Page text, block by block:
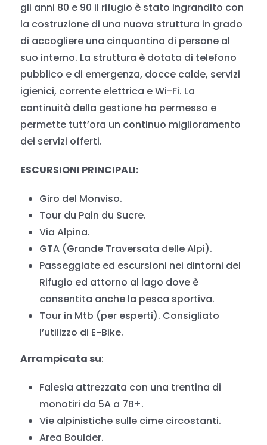
gli anni 80 e 90 il rifugio è stato ingrandito con
la costruzione di una nuova struttura in grado
di accogliere una cinquantina di persone al
suo interno. La struttura è dotata di telefono
pubblico e di emergenza, docce calde, servizi
igienici, corrente elettrica e Wi-Fi. La
continuità della gestione ha permesso e
permette tutt’ora un continuo miglioramento
dei servizi offerti.
ESCURSIONI PRINCIPALI:
Giro del Monviso.
Tour du Pain du Sucre.
Via Alpina.
GTA (Grande Traversata delle Alpi).
Passeggiate ed escursioni nei dintorni del
Rifugio ed attorno al lago dove è
consentita anche la pesca sportiva.
Tour in Mtb (per esperti). Consigliato
l’utilizzo di E-Bike.
Arrampicata su:
Falesia attrezzata con una trentina di
monotiri da 5A a 7B+.
Vie alpinistiche sulle cime circostanti.
Area Boulder.